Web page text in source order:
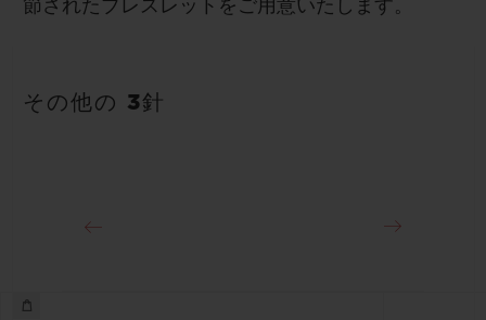
節されたブレスレットをご用意いたします。
その他の 3針